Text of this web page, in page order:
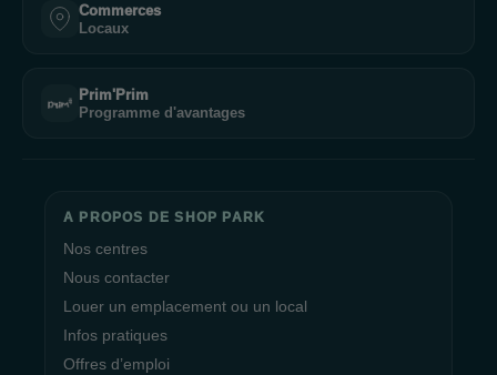
Commerces
Locaux
Prim'Prim
Programme d'avantages
A PROPOS DE SHOP PARK
Nos centres
Nous contacter
Louer un emplacement ou un local
Infos pratiques
Offres d’emploi